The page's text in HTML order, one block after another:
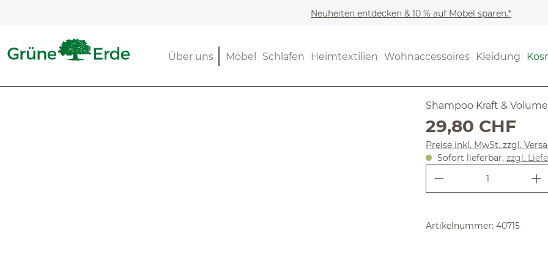
Neuheiten entdecken & 10 % auf Möbel sparen.*
Möbel Schlafen Heimtextilien Wohnaccessoires Kleidung
Über uns (5) 2
Shampoo Kraft &
Regulärer Preis:
29,80 CHF
Preise inkl. MwSt. zzgl.
Sofort lieferbar, zzgl.
Produkt
Artikelnummer: 40715